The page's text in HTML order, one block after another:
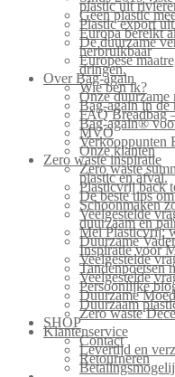
plastic uit
Geen plastic
Plastic export
Europa bereikt
De duurzame
herbruikbaar
Europese
dringen.
Over Bag-again
Wie ben ik?
Onze duurzame
Bag-again in de
FAQ Breadbag
Bag-again®
MVO
Verkooppunten
Onze klanten
Zero waste inspiratie
Zero waste
plastic en afval.
Plasticvrij back
De beste tips
Schoonmaken
Veelgestelde
duurzaam en
Mei Plasticvrij:
Duurzame
Inspiratie voor
Veelgestelde
Tandenpoetsen
Veelgestelde
Persoonlijke
Duurzame
Duurzaam
Zero waste
SHOP
Klantenservice
Contact
Levertijd en
Retourneren